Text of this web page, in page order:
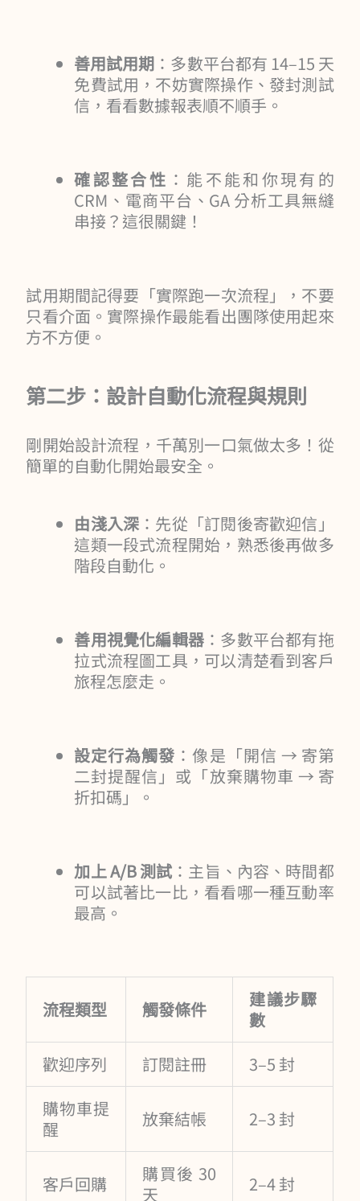
善用試用期 ：多數平台都有 14–15 天
免費試用，不妨實際操作、發封測試
信，看看數據報表順不順手。
確認整合性 ：能不能和你現有的
CRM、電商平台、GA 分析工具無縫
串接？這很關鍵！
試用期間記得要「實際跑一次流程」，不要
只看介面。實際操作最能看出團隊使用起來
方不方便。
第二步：設計自動化流程與規則
剛開始設計流程，千萬別一口氣做太多！從
簡單的自動化開始最安全。
由淺入深 ：先從「訂閱後寄歡迎信」
這類一段式流程開始，熟悉後再做多
階段自動化。
善用視覺化編輯器 ：多數平台都有拖
拉式流程圖工具，可以清楚看到客戶
旅程怎麼走。
設定行為觸發 ：像是「開信 → 寄第
二封提醒信」或「放棄購物車 → 寄
折扣碼」。
加上 A/B 測試 ：主旨、內容、時間都
可以試著比一比，看看哪一種互動率
最高。
流程類型 觸發條件
建議步驟
數
歡迎序列
訂閱註冊
3–5 封
購物車提
醒
放棄結帳 2–3 封
客戶回購
購買後 30
天
2–4 封